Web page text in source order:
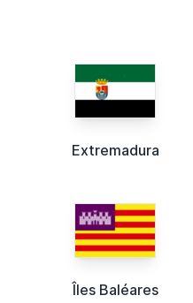
Extremadura
Îles Baléares